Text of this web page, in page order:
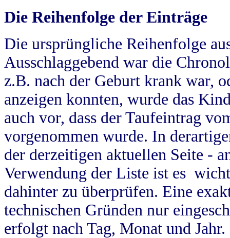
Die Reihenfolge der Einträge
Die ursprüngliche Reihenfolge
Ausschlaggebend war die
z.B. nach der Geburt krank war,
anzeigen konnten, wurde das
auch vor, dass der Taufeintrag
vorgenommen wurde. In
der derzeitigen aktuellen Seite -
Verwendung der Liste ist es
dahinter zu überprüfen. Eine
technischen Gründen nur
erfolgt nach Tag, Monat und Jahr.